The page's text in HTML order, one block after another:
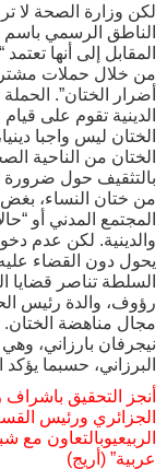
لكن وزارة الصحة لا
الناطق الرسمي باسم
المقابل إلى أنها
من خلال حملات
أضرار الختان”.
الدينية تقوم على
الختان ليس واجبا
الختان من الناحية
بالتثقيف حول ضرورة
من ختان النساء،
المجتمع المدني أو
والدينية. لكن عدم
يحول دون القضاء
السلطة تناصر قضايا
رؤوف، والدة رئيس
مجال مناهضة
نيجرفان بارزاني،
البرزاني، حسبما
أنجز التحقيق
الجزائري ورئيس
الربيعيوبالتعاون
عربية” (أريج)